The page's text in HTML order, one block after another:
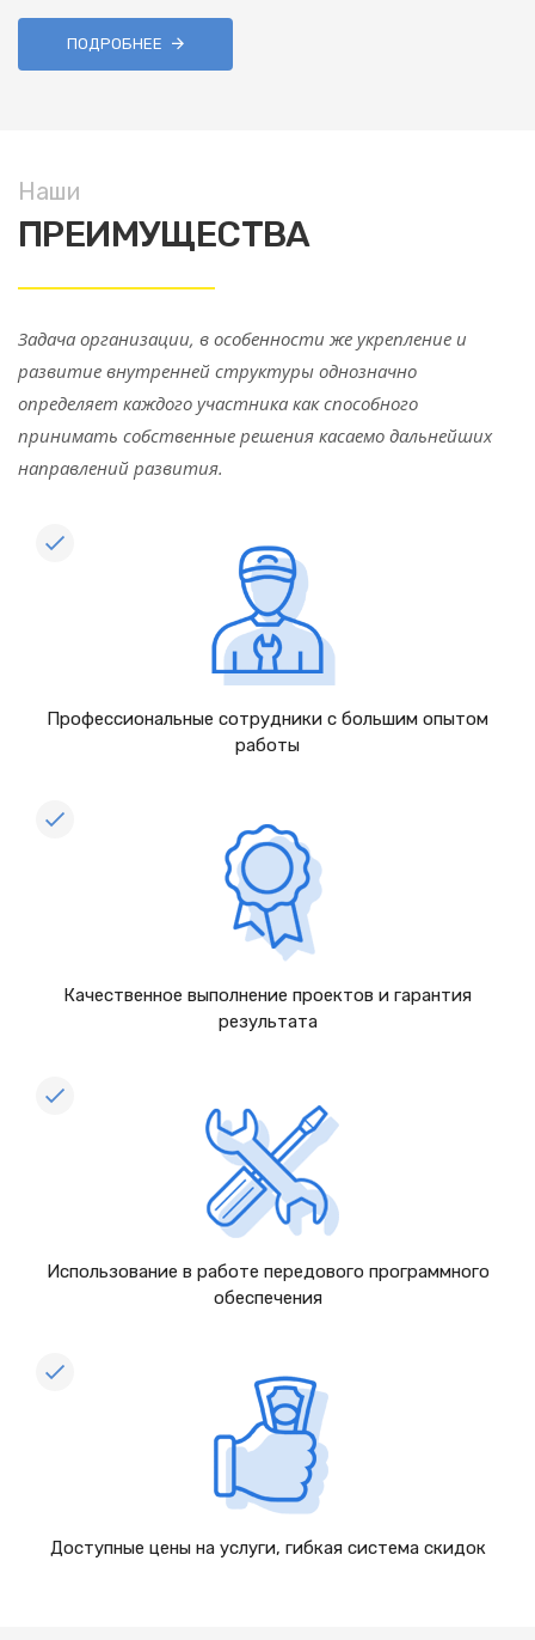
ПОДРОБНЕЕ
Наши
ПРЕИМУЩЕСТВА
Задача организации, в особенности же укрепление и
развитие внутренней структуры однозначно
определяет каждого участника как способного
принимать собственные решения касаемо дальнейших
направлений развития.
Профессиональные сотрудники с большим опытом
работы
Качественное выполнение проектов и гарантия
результата
Использование в работе передового программного
обеспечения
Доступные цены на услуги, гибкая система скидок